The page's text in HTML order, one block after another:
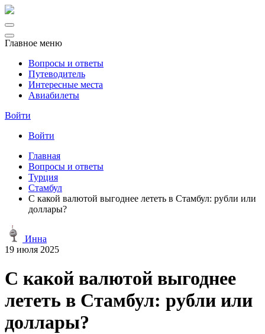
Главное меню
Вопросы и ответы
Путеводитель
Интересные места
Авиабилеты
Войти
Войти
Главная
Вопросы и ответы
Турция
Стамбул
С какой валютой выгоднее лететь в Стамбул: рубли или
доллары?
Инна
19 июля 2025
С какой валютой выгоднее
лететь в Стамбул: рубли или
доллары?